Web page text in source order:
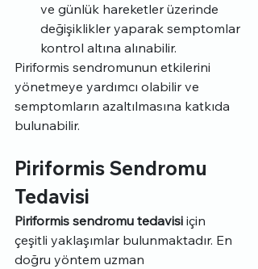
ve günlük hareketler üzerinde
değişiklikler yaparak semptomlar
kontrol altına alınabilir.
Piriformis sendromunun etkilerini
yönetmeye yardımcı olabilir ve
semptomların azaltılmasına katkıda
bulunabilir.
Piriformis Sendromu
Tedavisi
Piriformis sendromu tedavisi için
çeşitli yaklaşımlar bulunmaktadır. En
doğru yöntem uzman